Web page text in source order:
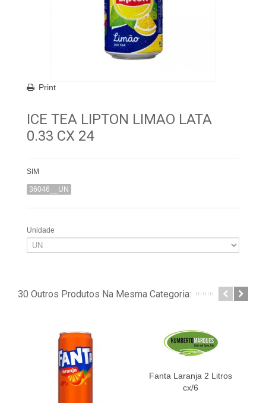
Print
ICE TEA LIPTON LIMAO LATA
0.33 CX 24
SIM
36046__UN
Unidade
30 Outros Produtos Na Mesma Categoria:
Fanta Laranja 2 Litros
cx/6